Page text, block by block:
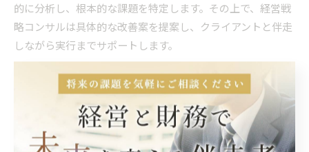
的に分析し、根本的な課題を特定します。その上で、経営戦
略コンサルは具体的な改善案を提案し、クライアントと伴走
しながら実行までサポートします。
失敗例として、表面的なデータだけで判断し、根本要因を見
誤ると、再び同じ問題が発生しやすくなります。こうしたリ
スクを避けるためにも、論理的思考を徹底し、現場の声や数
字を丁寧に拾い上げる姿勢が重要です。